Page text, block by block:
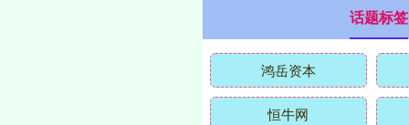
话题标签
鸿岳资本
恒牛网